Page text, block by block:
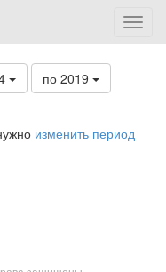
по 2019
изменить период